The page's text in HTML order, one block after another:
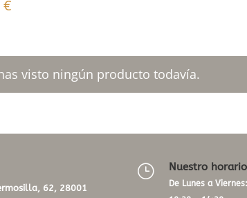
€
visto ningún producto todavía.
62, 28001
} Nuestro horario
De Lunes a Viernes: